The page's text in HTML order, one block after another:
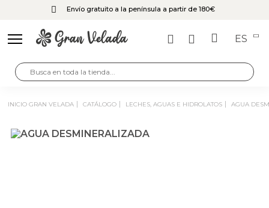
Envío gratuito a la península a partir de 180€
ES
INICIO GRAN VELADA CATÁLOGO LECHES, AGUAS E HIDROLATOS AGUA